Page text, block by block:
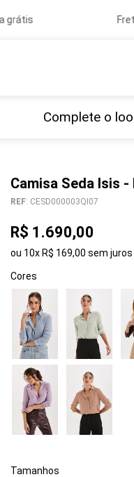
Complete o
Camisa Seda Isis -
REF: CESD000003QI07
R$ 1 .690,00
ou 10x R$ 169,00 sem juros
Cores
Tamanhos